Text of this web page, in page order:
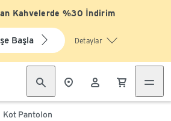
Kahvelerde %30 İndirim
Başla Detaylar
Kot Pantolon